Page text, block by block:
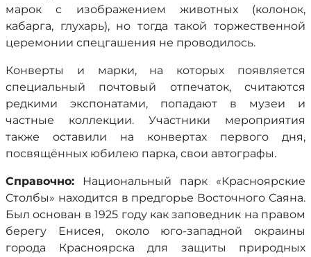
марок с изображением животных (колонок,
кабарга, глухарь), но тогда такой торжественной
церемонии спецгашения не проводилось.
Конверты и марки, на которых появляется
специальный почтовый отпечаток, считаются
редкими экспонатами, попадают в музеи и
частные коллекции. Участники мероприятия
также оставили на конвертах первого дня,
посвящённых юбилею парка, свои автографы.
Справочно: Национальный парк «Красноярские
Столбы» находится в предгорье Восточного Саяна.
Был основан в 1925 году как заповедник на правом
берегу Енисея, около юго-западной окраины
города Красноярска для защиты природных